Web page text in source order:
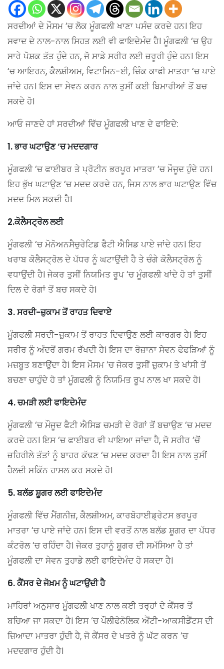
ਸਰਦੀਆਂ ਦੇ ਮੌਸਮ ‘ਚ ਲੋਕ ਮੂੰਗਫਲੀ ਖਾਣਾ ਪਸੰਦ ਕਰਦੇ ਹਨ। ਇਹ
ਸਵਾਦ ਦੇ ਨਾਲ-ਨਾਲ ਸਿਹਤ ਲਈ ਵੀ ਫਾਇਦੇਮੰਦ ਹੈ। ਮੂੰਗਫਲੀ ‘ਚ ਉਹ
ਸਾਰੇ ਪੋਸ਼ਕ ਤੱਤ ਹੁੰਦੇ ਹਨ, ਜੋ ਸਾਡੇ ਸਰੀਰ ਲਈ ਜ਼ਰੂਰੀ ਹੁੰਦੇ ਹਨ। ਇਸ
‘ਚ ਆਇਰਨ, ਕੈਲਸ਼ੀਅਮ, ਵਿਟਾਮਿਨ-ਈ, ਜ਼ਿੰਕ ਕਾਫੀ ਮਾਤਰਾ ‘ਚ ਪਾਏ
ਜਾਂਦੇ ਹਨ। ਇਸ ਦਾ ਸੇਵਨ ਕਰਨ ਨਾਲ ਤੁਸੀਂ ਕਈ ਬਿਮਾਰੀਆਂ ਤੋਂ ਬਚ
ਸਕਦੇ ਹੋ।
ਆਓ ਜਾਣਦੇ ਹਾਂ ਸਰਦੀਆਂ ਵਿੱਚ ਮੂੰਗਫਲੀ ਖਾਣ ਦੇ ਫਾਇਦੇ:
1. ਭਾਰ ਘਟਾਉਣ ‘ਚ ਮਦਦਗਾਰ
ਮੂੰਗਫਲੀ ‘ਚ ਫਾਈਬਰ ਤੇ ਪ੍ਰੋਟੀਨ ਭਰਪੂਰ ਮਾਤਰਾ ‘ਚ ਮੌਜੂਦ ਹੁੰਦੇ ਹਨ।
ਇਹ ਭੁੱਖ ਘਟਾਉਣ ‘ਚ ਮਦਦ ਕਰਦੇ ਹਨ, ਜਿਸ ਨਾਲ ਭਾਰ ਘਟਾਉਣ ਵਿੱਚ
ਮਦਦ ਮਿਲ ਸਕਦੀ ਹੈ।
2.ਕੋਲੈਸਟ੍ਰੋਲ ਲਈ
ਮੂੰਗਫਲੀ ‘ਚ ਮੋਨੋਅਨਸੈਚੁਰੇਟਿਡ ਫੈਟੀ ਐਸਿਡ ਪਾਏ ਜਾਂਦੇ ਹਨ। ਇਹ
ਖਰਾਬ ਕੋਲੈਸਟ੍ਰੋਲ ਦੇ ਪੱਧਰ ਨੂੰ ਘਟਾਉਂਦੀ ਹੈ ਤੇ ਚੰਗੇ ਕੋਲੈਸਟ੍ਰੋਲ ਨੂੰ
ਵਧਾਉਂਦੀ ਹੈ। ਜੇਕਰ ਤੁਸੀਂ ਨਿਯਮਿਤ ਰੂਪ ‘ਚ ਮੂੰਗਫਲੀ ਖਾਂਦੇ ਹੋ ਤਾਂ ਤੁਸੀਂ
ਦਿਲ ਦੇ ਰੋਗਾਂ ਤੋਂ ਬਚ ਸਕਦੇ ਹੋ।
3. ਸਰਦੀ-ਜ਼ੁਕਾਮ ਤੋਂ ਰਾਹਤ ਦਿਵਾਏ
ਮੂੰਗਫਲੀ ਸਰਦੀ-ਜ਼ੁਕਾਮ ਤੋਂ ਰਾਹਤ ਦਿਵਾਉਣ ਲਈ ਕਾਰਗਰ ਹੈ। ਇਹ
ਸਰੀਰ ਨੂੰ ਅੰਦਰੋਂ ਗਰਮ ਰੱਖਦੀ ਹੈ। ਇਸ ਦਾ ਰੋਜ਼ਾਨਾ ਸੇਵਨ ਫੇਫੜਿਆਂ ਨੂੰ
ਮਜ਼ਬੂਤ ​​ਬਣਾਉਂਦਾ ਹੈ। ਇਸ ਮੌਸਮ ‘ਚ ਜੇਕਰ ਤੁਸੀਂ ਜ਼ੁਕਾਮ ਤੇ ਖਾਂਸੀ ਤੋਂ
ਬਚਣਾ ਚਾਹੁੰਦੇ ਹੋ ਤਾਂ ਮੂੰਗਫਲੀ ਨੂੰ ਨਿਯਮਿਤ ਰੂਪ ਨਾਲ ਖਾ ਸਕਦੇ ਹੋ।
4. ਚਮੜੀ ਲਈ ਫਾਇਦੇਮੰਦ
ਮੂੰਗਫਲੀ ‘ਚ ਮੌਜੂਦ ਫੈਟੀ ਐਸਿਡ ਚਮੜੀ ਦੇ ਰੋਗਾਂ ਤੋਂ ਬਚਾਉਣ ‘ਚ ਮਦਦ
ਕਰਦੇ ਹਨ। ਇਸ ‘ਚ ਫਾਈਬਰ ਵੀ ਪਾਇਆ ਜਾਂਦਾ ਹੈ, ਜੋ ਸਰੀਰ ‘ਚੋਂ
ਜ਼ਹਿਰੀਲੇ ਤੱਤਾਂ ਨੂੰ ਬਾਹਰ ਕੱਢਣ ‘ਚ ਮਦਦ ਕਰਦਾ ਹੈ। ਇਸ ਨਾਲ ਤੁਸੀਂ
ਹੈਲਦੀ ਸਕਿੱਨ ਹਾਸਲ ਕਰ ਸਕਦੇ ਹੋ।
5. ਬਲੱਡ ਸ਼ੂਗਰ ਲਈ ਫਾਇਦੇਮੰਦ
ਮੂੰਗਫਲੀ ਵਿੱਚ ਮੈਂਗਨੀਜ਼, ਕੈਲਸ਼ੀਅਮ, ਕਾਰਬੋਹਾਈਡ੍ਰੇਟਸ ਭਰਪੂਰ
ਮਾਤਰਾ ‘ਚ ਪਾਏ ਜਾਂਦੇ ਹਨ। ਇਸ ਦੀ ਵਰਤੋਂ ਨਾਲ ਬਲੱਡ ਸ਼ੂਗਰ ਦਾ ਪੱਧਰ
ਕੰਟਰੋਲ ‘ਚ ਰਹਿੰਦਾ ਹੈ। ਜੇਕਰ ਤੁਹਾਨੂੰ ਸ਼ੂਗਰ ਦੀ ਸਮੱਸਿਆ ਹੈ ਤਾਂ
ਮੂੰਗਫਲੀ ਦਾ ਸੇਵਨ ਤੁਹਾਡੇ ਲਈ ਫਾਇਦੇਮੰਦ ਹੋ ਸਕਦਾ ਹੈ।
6. ਕੈਂਸਰ ਦੇ ਜੋਖ਼ਮ ਨੂੰ ਘਟਾਉਂਦੀ ਹੈ
ਮਾਹਿਰਾਂ ਅਨੁਸਾਰ ਮੂੰਗਫਲੀ ਖਾਣ ਨਾਲ ਕਈ ਤਰ੍ਹਾਂ ਦੇ ਕੈਂਸਰ ਤੋਂ
ਬਚਿਆ ਜਾ ਸਕਦਾ ਹੈ। ਇਸ ‘ਚ ਪੌਲੀਫੇਨੋਲਿਕ ਐਂਟੀ-ਆਕਸੀਡੈਂਟਸ ਦੀ
ਜ਼ਿਆਦਾ ਮਾਤਰਾ ਹੁੰਦੀ ਹੈ, ਜੋ ਕੈਂਸਰ ਦੇ ਖਤਰੇ ਨੂੰ ਘੱਟ ਕਰਨ ‘ਚ
ਮਦਦਗਾਰ ਹੁੰਦੀ ਹੈ।